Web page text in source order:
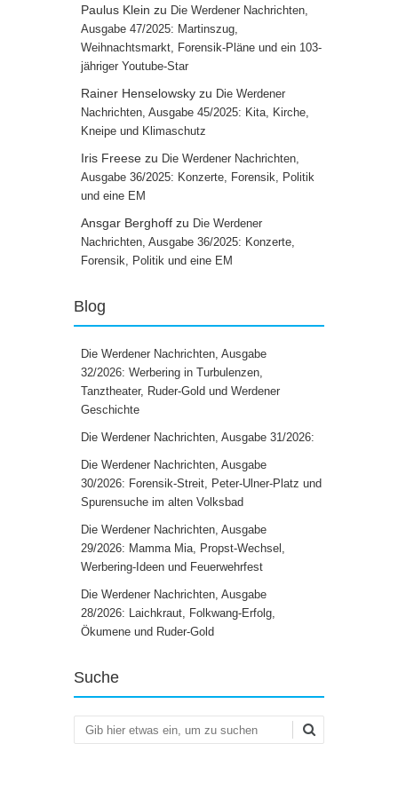
Paulus Klein zu Die Werdener Nachrichten,
Ausgabe 47/2025: Martinszug,
Weihnachtsmarkt, Forensik-Pläne und ein 103-
jähriger Youtube-Star
Rainer Henselowsky zu Die Werdener
Nachrichten, Ausgabe 45/2025: Kita, Kirche,
Kneipe und Klimaschutz
Iris Freese zu Die Werdener Nachrichten,
Ausgabe 36/2025: Konzerte, Forensik, Politik
und eine EM
Ansgar Berghoff zu Die Werdener
Nachrichten, Ausgabe 36/2025: Konzerte,
Forensik, Politik und eine EM
Blog
Die Werdener Nachrichten, Ausgabe
32/2026: Werbering in Turbulenzen,
Tanztheater, Ruder-Gold und Werdener
Geschichte
Die Werdener Nachrichten, Ausgabe 31/2026:
Die Werdener Nachrichten, Ausgabe
30/2026: Forensik-Streit, Peter-Ulner-Platz und
Spurensuche im alten Volksbad
Die Werdener Nachrichten, Ausgabe
29/2026: Mamma Mia, Propst-Wechsel,
Werbering-Ideen und Feuerwehrfest
Die Werdener Nachrichten, Ausgabe
28/2026: Laichkraut, Folkwang-Erfolg,
Ökumene und Ruder-Gold
Suche
Suchen